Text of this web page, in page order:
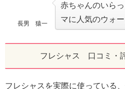
長男 猿一
赤ちゃんのいら
マに人気のウォ
フレシャス 口コミ・
フレシャスを実際に使っている